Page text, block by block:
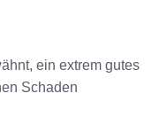
ein extrem gutes
Schaden